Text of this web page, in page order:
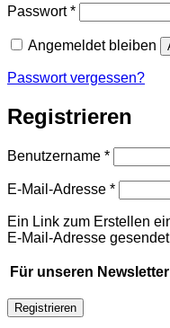
Passwort*Erforderlich
Angemeldet bleiben
Passwort vergessen?
Registrieren
Benutzername *
E-Mail-Adresse *
Ein Link zum Erstellen
E-Mail-Adresse
Für unseren
Registrieren